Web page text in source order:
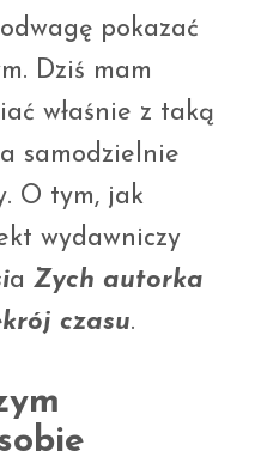
pokazać
Dziś mam
właśnie z taką
samodzielnie
O tym, jak
wydawniczy
a Zych autorka
czasu.